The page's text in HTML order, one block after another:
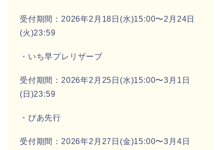
受付期間：2026年2月18日(水)15:00〜2月24日
(火)23:59
・いち早プレリザーブ
受付期間：2026年2月25日(水)15:00〜3月1日
(日)23:59
・ぴあ先行
受付期間：2026年2月27日(金)15:00〜3月4日